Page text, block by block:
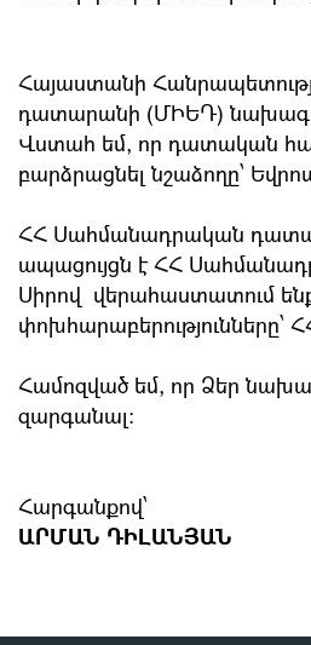
Հայաստանի
դատարանի (ՄԻԵԴ)
Վստահ եմ, որ դատական
բարձրացնել նշաձողը՝
ՀՀ Սահմանադրական
ապացույցն է ՀՀ
Սիրով վերահաստատում
Համոզված եմ, որ Ձեր
զարգանալ։
ԱՐՄԱՆ ԴԻԼԱՆՅԱՆ